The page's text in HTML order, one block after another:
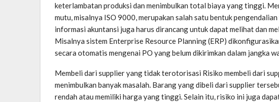
keterlambatan produksi dan menimbulkan total biaya yang tinggi.
mutu, misalnya ISO 9000, merupakan salah satu bentuk
informasi akuntansi juga harus dirancang untuk dapat melihat dan
Misalnya sistem Enterprise Resource Planning (ERP)
secara otomatis mengenai PO yang belum dikirimkan dalam jangka
Membeli dari supplier yang tidak terotorisasi Risiko membeli dari
menimbulkan banyak masalah. Barang yang dibeli dari supplier
rendah atau memiliki harga yang tinggi. Selain itu, risiko ini juga